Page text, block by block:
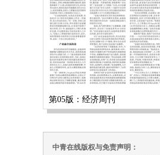
第05版：经济周刊
中青在线版权与免责声明：